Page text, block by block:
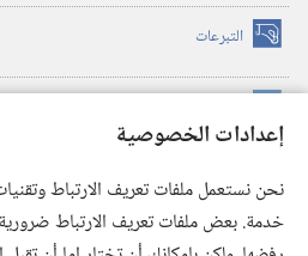
إعدادات الخصوصية
نحن نستعمل ملفات تعريف الارتباط
خدمة. بعض ملفات تعريف الارتباط
التبرعات (يفتح
نافذة
(يفتح
نافذة
(يفتح
نافذة
جديدة) تطبيق ®
JW Library